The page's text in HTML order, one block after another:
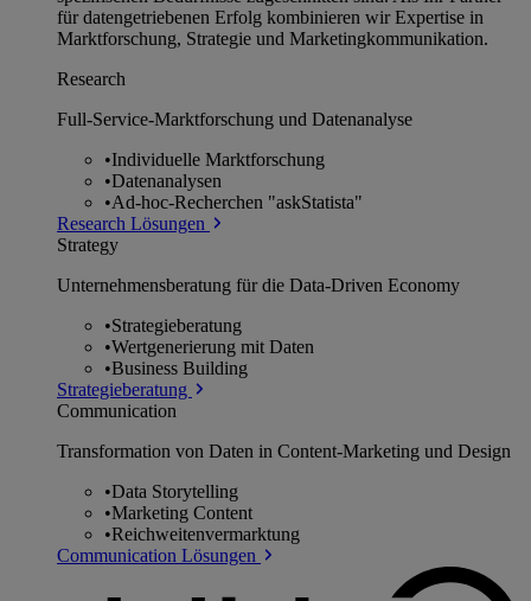
für datengetriebenen Erfolg kombinieren wir Expertise in
Marktforschung, Strategie und Marketingkommunikation.
Research
Full-Service-Marktforschung und Datenanalyse
•Individuelle Marktforschung
•Datenanalysen
•Ad-hoc-Recherchen "askStatista"
Research Lösungen
Strategy
Unternehmens­beratung für die Data-Driven Economy
•Strategieberatung
•Wertgenerierung mit Daten
•Business Building
Strategieberatung
Communication
Transformation von Daten in Content-Marketing und Design
•Data Storytelling
•Marketing Content
•Reichweitenvermarktung
Communication Lösungen